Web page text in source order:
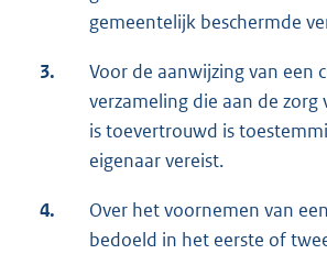
gemeentelijk beschermde
3.
Voor de aanwijzing van een
verzameling die aan de zorg
is toevertrouwd is
eigenaar vereist.
4.
Over het voornemen van
bedoeld in het eerste of